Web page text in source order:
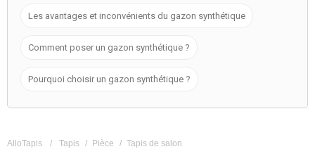
Les avantages et inconvénients du gazon synthétique
Comment poser un gazon synthétique ?
Pourquoi choisir un gazon synthétique ?
AlloTapis / Tapis / Pièce / Tapis de salon